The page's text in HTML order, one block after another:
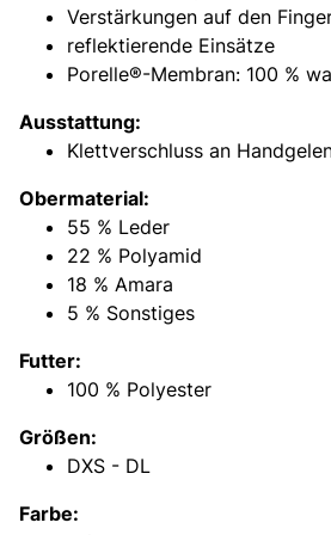
Verstärkungen auf den
reflektierende Einsätze
Porelle®-Membran: 100 %
Ausstattung:
Klettverschluss an
Obermaterial:
55 % Leder
22 % Polyamid
18 % Amara
5 % Sonstiges
Futter:
100 % Polyester
Größen:
DXS - DL
Farbe: